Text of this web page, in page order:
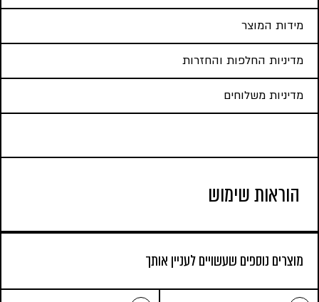
מידות המוצר
מדיניות החלפות והחזרות
מדיניות משלוחים
הוראות שימוש
מוצרים נוספים שעשויים לעניין אותך